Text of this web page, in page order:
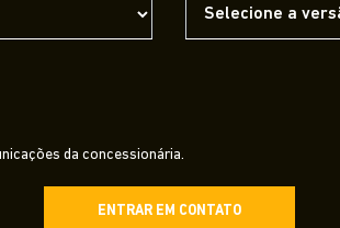
da concessionária.
ENTRAR EM CONTATO